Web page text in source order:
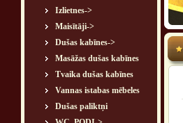
Izlietnes->
Maisītāji->
Dušas kabīnes->
Masāžas dušas kabīnes
Tvaika dušas kabīnes
Vannas istabas mēbeles
Dušas paliktņi